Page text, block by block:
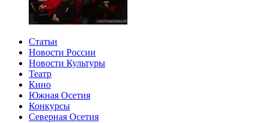
Статьи
Новости России
Новости Культуры
Театр
Кино
Южная Осетия
Конкурсы
Северная Осетия